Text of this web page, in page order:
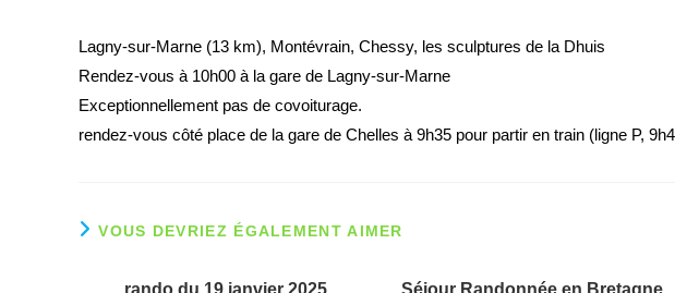
Lagny-sur-Marne (13 km), Montévrain, Chessy, les sculptures de la Dhuis
Rendez-vous à 10h00 à la gare de Lagny-sur-Marne
Exceptionnellement pas de covoiturage.
rendez-vous côté place de la gare de Chelles à 9h35 pour partir en train (ligne P,
VOUS DEVRIEZ ÉGALEMENT AIMER